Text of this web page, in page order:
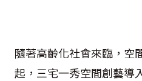
隨著高齡化社會來臨，空
起，三宅一秀空間創藝導